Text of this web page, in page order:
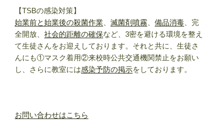
【TSBの感染対策】
始業前と始業後の殺菌作業
滅菌剤噴霧 備品消毒 、完
全開放、 社会的距離の確保など、3密を避ける環境を整え
て生徒さんをお迎えしております。それと共に、生徒さ
んにも①マスク着用②来校時公共交通機関禁止をお願い
し、さらに教室には感染予防の掲示をしております。
お問い合わせはこちら